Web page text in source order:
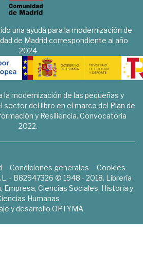
una ayuda para la modernización de
de Madrid correspondiente al año
2024
la modernización de las pequeñas y
sector del libro en el marco del Plan de
y Resiliencia. Convocatoria
2022.
Condiciones generales
Cookies
- B82947326 © 1948 - 2018. Librería
Empresa, Ciencias Sociales, Historia y
Humanas
y desarrollo OPTYMA